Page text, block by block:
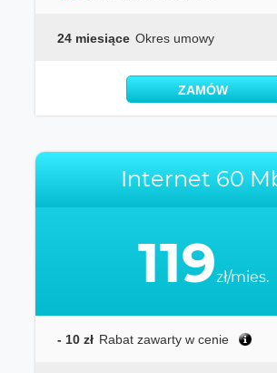
24 miesiące Okres umowy
ZAMÓW
Internet 60
119zł/mies.
- 10 zł Rabat zawarty w cenie